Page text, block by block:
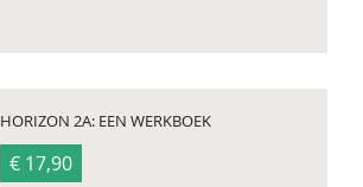
HORIZON 2A: EEN WERKBOEK
€ 17,90